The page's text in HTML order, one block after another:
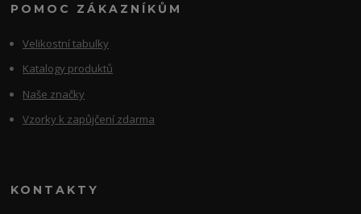
POMOC ZÁKAZNÍKŮM
Velikostní tabulky
Katalogy produktů
Naše značky
Vzorky k zapůjčení zdarma
KONTAKTY